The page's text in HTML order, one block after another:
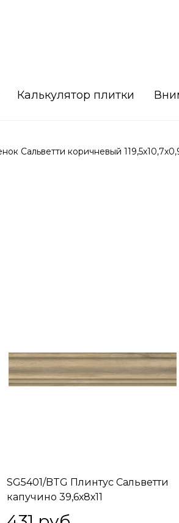
Калькулятор плитки
Сальветти коричневый
SG5401/BTG Плинтус Сальветти
капучино 39,6х8х11